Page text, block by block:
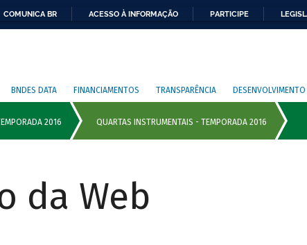
COMUNICA BR ACESSO À INFORMAÇÃO PARTICIPE
BNDES DATA FINANCIAMENTOS TRANSPARÊNCIA DESENVOLVIMENTO
da Web